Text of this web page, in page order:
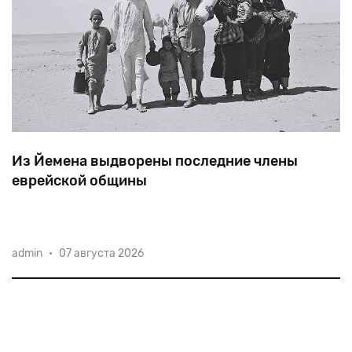
Из Йемена выдворены последние члены
еврейской общины
освобождения из тюрьмы
Салема Мусы Мархаби, осужденного властями пять
admin • 07 августа 2026